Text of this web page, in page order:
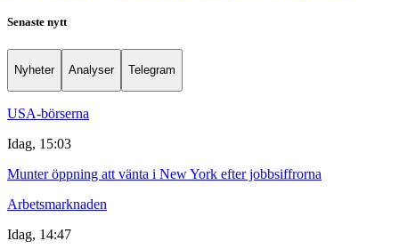
Senaste nytt
Nyheter Analyser Telegram
USA-börserna
Idag, 15:03
Munter öppning att vänta i New York efter jobbsiffrorna
Arbetsmarknaden
Idag, 14:47